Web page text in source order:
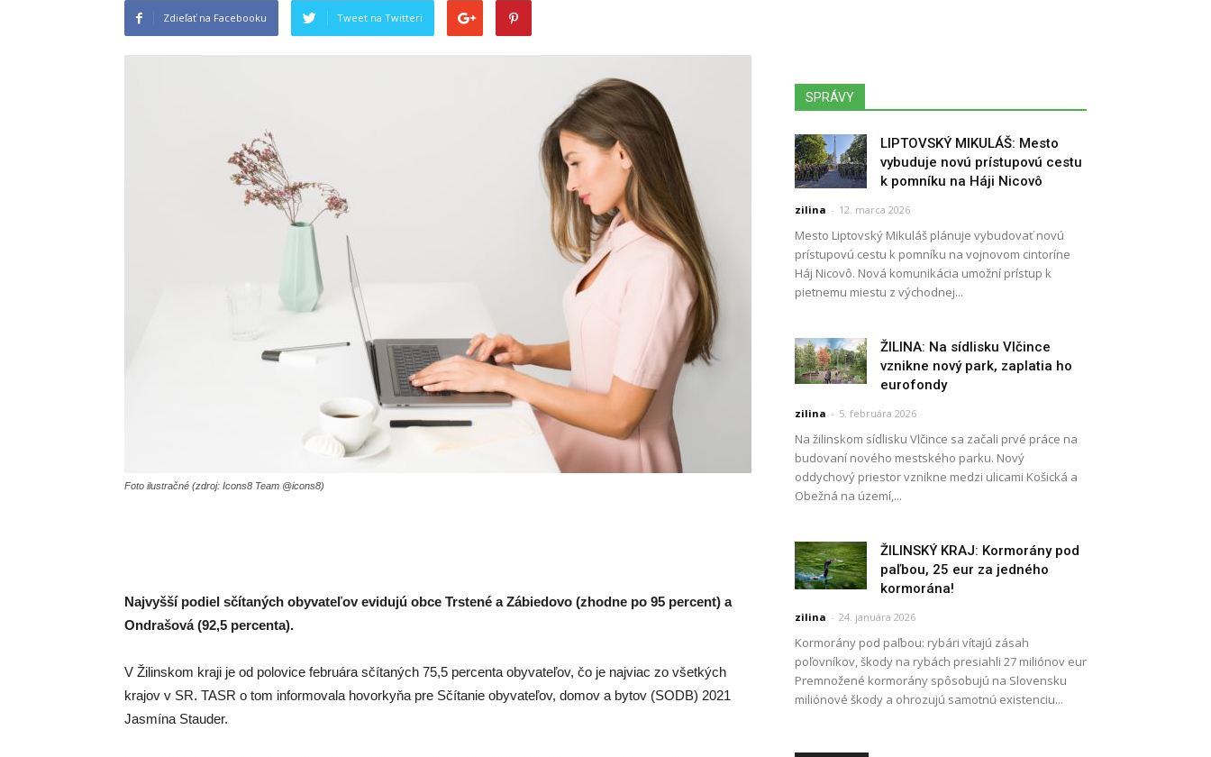
Zdieľať na Facebooku Tweet na Twitteri
Foto ilustračné (zdroj: Icons8 Team @icons8)
Najvyšší podiel sčítaných obyvateľov evidujú obce Trstené a Zábiedovo (zhodne po 95 percent) a
Ondrašová (92,5 percenta).
V Žilinskom kraji je od polovice februára sčítaných 75,5 percenta obyvateľov, čo je najviac zo všetkých
krajov v SR. TASR o tom informovala hovorkyňa pre Sčítanie obyvateľov, domov a bytov (SODB) 2021
Jasmína Stauder.
SPRÁVY
LIPTOVSKÝ MIKULÁŠ: Mesto
vybuduje novú prístupovú cestu
k pomníku na Háji Nicovô
zilina - 12. marca 2026
Mesto Liptovský Mikuláš plánuje vybudovať novú
prístupovú cestu k pomníku na vojnovom cintoríne
Háj Nicovô. Nová komunikácia umožní prístup k
pietnemu miestu z východnej...
ŽILINA: Na sídlisku Vlčince
vznikne nový park, zaplatia ho
eurofondy
zilina - 5. februára 2026
Na žilinskom sídlisku Vlčince sa začali prvé práce na
budovaní nového mestského parku. Nový
oddychový priestor vznikne medzi ulicami Košická a
Obežná na území,...
ŽILINSKÝ KRAJ: Kormorány pod
paľbou, 25 eur za jedného
kormorána!
zilina - 24. januára 2026
Kormorány pod paľbou: rybári vítajú zásah
poľovníkov, škody na rybách presiahli 27 miliónov eur
Premnožené kormorány spôsobujú na Slovensku
miliónové škody a ohrozujú samotnú existenciu...